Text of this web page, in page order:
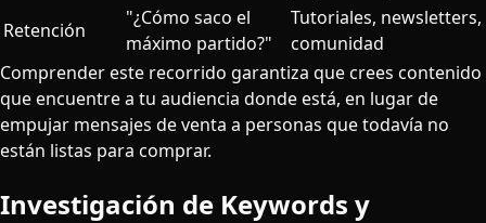
Retención
"¿Cómo saco el
máximo partido?"
Tutoriales, newsletters,
comunidad
Comprender este recorrido garantiza que crees contenido
que encuentre a tu audiencia donde está, en lugar de
empujar mensajes de venta a personas que todavía no
están listas para comprar.
Investigación de Keywords y